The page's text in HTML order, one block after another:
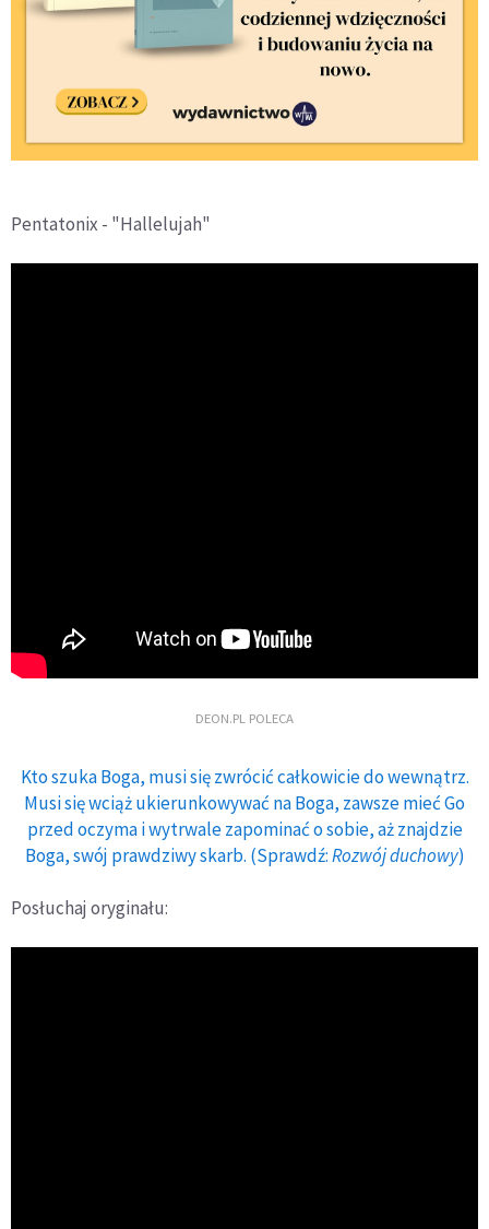
Pentatonix - "Hallelujah"
DEON.PL POLECA
Kto szuka Boga, musi się zwrócić całkowicie do wewnątrz.
Musi się wciąż ukierunkowywać na Boga, zawsze mieć Go
przed oczyma i wytrwale zapominać o sobie, aż znajdzie
Boga, swój prawdziwy skarb. (Sprawdź:Rozwój duchowy)
Posłuchaj oryginału: